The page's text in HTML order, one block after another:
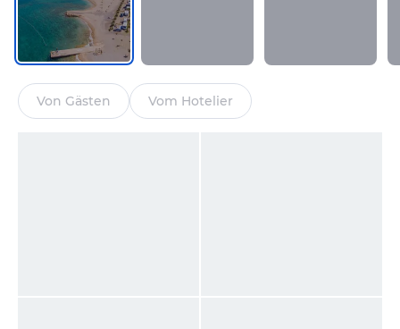
Von Gästen Vom Hotelier